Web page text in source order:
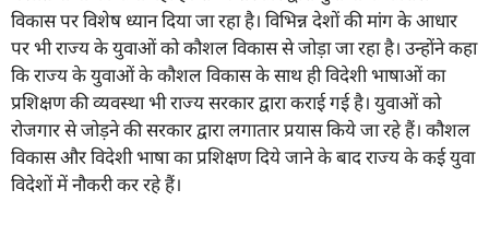
विकास पर विशेष ध्यान दिया जा रहा है। विभिन्न देशों की मांग के आधार
पर भी राज्य के युवाओं को कौशल विकास से जोड़ा जा रहा है। उन्होंने कहा
कि राज्य के युवाओं के कौशल विकास के साथ ही विदेशी भाषाओं का
प्रशिक्षण की व्यवस्था भी राज्य सरकार द्वारा कराई गई है। युवाओं को
रोजगार से जोड़ने की सरकार द्वारा लगातार प्रयास किये जा रहे हैं। कौशल
विकास और विदेशी भाषा का प्रशिक्षण दिये जाने के बाद राज्य के कई युवा
विदेशों में नौकरी कर रहे हैं।